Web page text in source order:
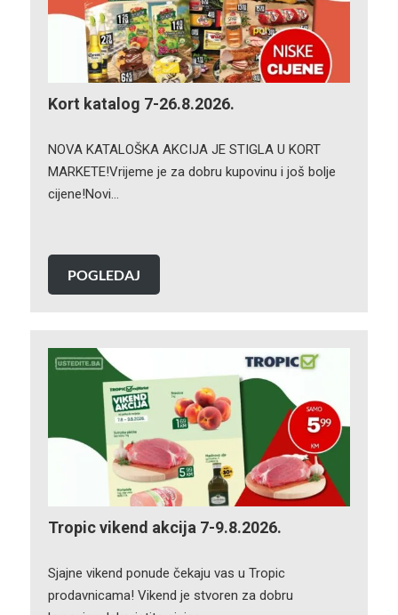
Kort katalog 7-26.8.2026.
NOVA KATALOŠKA AKCIJA JE STIGLA U KORT
MARKETE!Vrijeme je za dobru kupovinu i još bolje
cijene!Novi…
POGLEDAJ
Tropic vikend akcija 7-9.8.2026.
Sjajne vikend ponude čekaju vas u Tropic
prodavnicama! Vikend je stvoren za dobru